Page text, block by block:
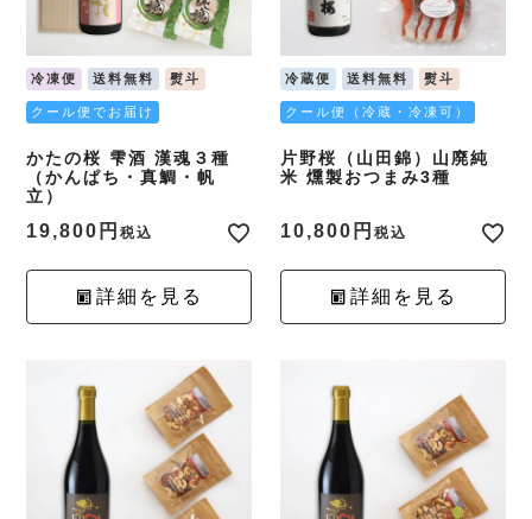
冷凍便 送料無料 熨斗
クール便でお届け
かたの桜 雫酒 漢魂３種
（かんぱち・真鯛・帆
立）
19,800 税込
詳細を見る
冷蔵便 送料無料 熨斗
クール便（冷蔵・冷凍可）
片野桜（山田錦）山廃純
米 燻製おつまみ3種
10,800 税込
詳細を見る